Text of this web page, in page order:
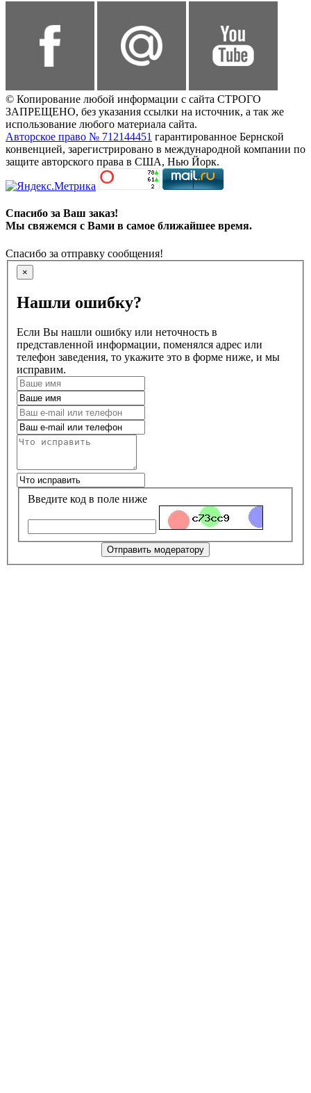
© Копирование любой информации с сайта СТРОГО
ЗАПРЕЩЕНО, без указания ссылки на источник, а так же
использование любого материала сайта.
Авторское право № 712144451 гарантированное Бернской
конвенцией, зарегистрировано в международной компании по
защите авторского права в США, Нью Йорк.
Спасибо за Ваш заказ!
Мы свяжемся с Вами в самое ближайшее время.
Спасибо за отправку сообщения!
×
Нашли ошибку?
Если Вы нашли ошибку или неточность в
представленной информации, поменялся адрес или
телефон заведения, то укажите это в форме ниже, и мы
исправим.
Введите код в поле ниже
Отправить модератору